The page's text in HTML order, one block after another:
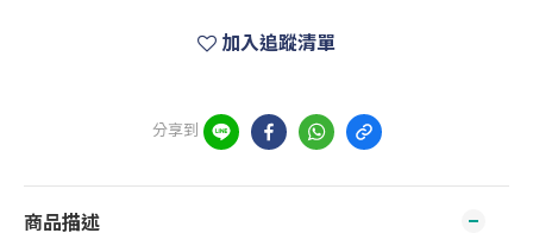
加入追蹤清單
分享到
商品描述